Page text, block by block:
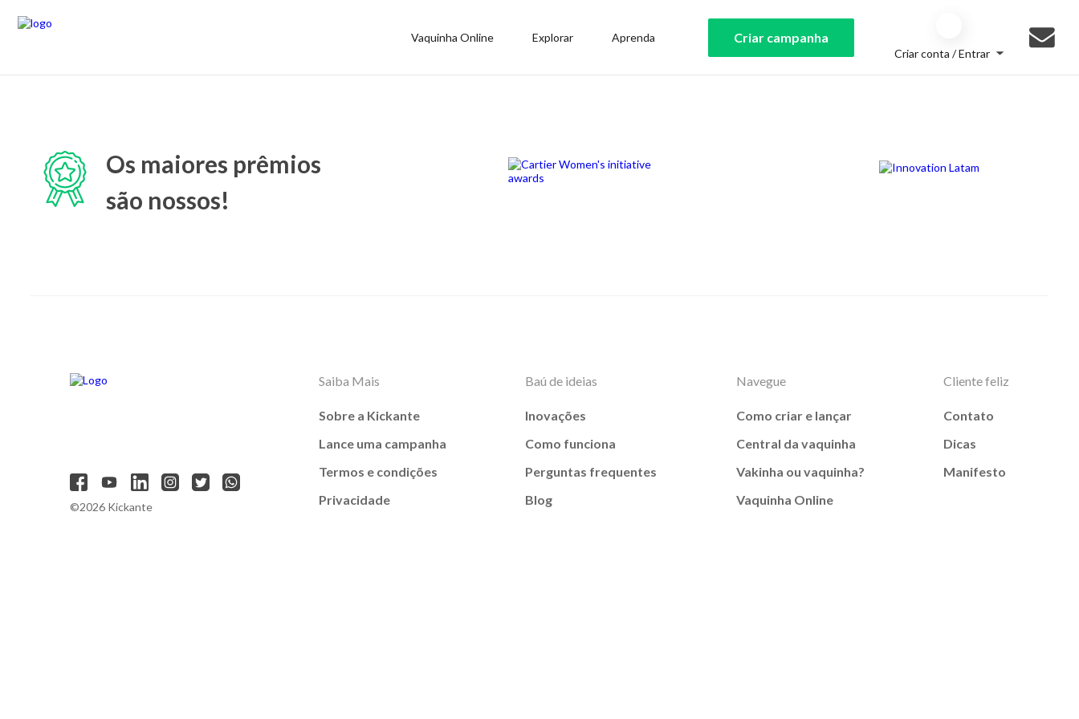
Vaquinha Online Explorar Aprenda Criar campanha
Criar conta / Entrar
Os maiores prêmios
são nossos!
©2026 Kickante
Saiba Mais
Sobre a Kickante
Lance uma campanha
Termos e condições
Privacidade
Baú de ideias
Inovações
Como funciona
Perguntas frequentes
Blog
Navegue
Como criar e lançar
Central da vaquinha
Vakinha ou vaquinha?
Vaquinha Online
Cliente feliz
Contato
Dicas
Manifesto